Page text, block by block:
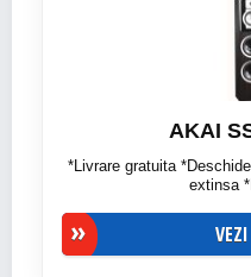
AKAI
*Livrare gratuita
extinsa